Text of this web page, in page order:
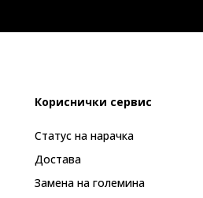
Кориснички сервис
Статус на нарачка
Достава
Замена на големина